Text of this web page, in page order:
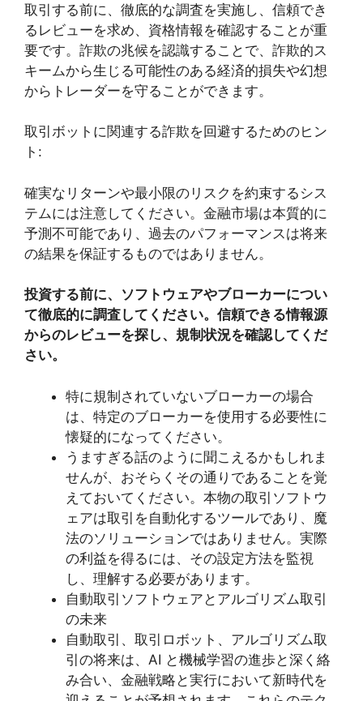
取引する前に、徹底的な調査を実施し、信頼でき
るレビューを求め、資格情報を確認することが重
要です。詐欺の兆候を認識することで、詐欺的ス
キームから生じる可能性のある経済的損失や幻想
からトレーダーを守ることができます。
取引ボットに関連する詐欺を回避するためのヒン
ト:
確実なリターンや最小限のリスクを約束するシス
テムには注意してください。金融市場は本質的に
予測不可能であり、過去のパフォーマンスは将来
の結果を保証するものではありません。
投資する前に、ソフトウェアやブローカーについ
て徹底的に調査してください。信頼できる情報源
からのレビューを探し、規制状況を確認してくだ
さい。
特に規制されていないブローカーの場合
は、特定のブローカーを使用する必要性に
懐疑的になってください。
うますぎる話のように聞こえるかもしれま
せんが、おそらくその通りであることを覚
えておいてください。本物の取引ソフトウ
ェアは取引を自動化するツールであり、魔
法のソリューションではありません。実際
の利益を得るには、その設定方法を監視
し、理解する必要があります。
自動取引ソフトウェアとアルゴリズム取引
の未来
自動取引、取引ロボット、アルゴリズム取
引の将来は、AI と機械学習の進歩と深く絡
み合い、金融戦略と実行において新時代を